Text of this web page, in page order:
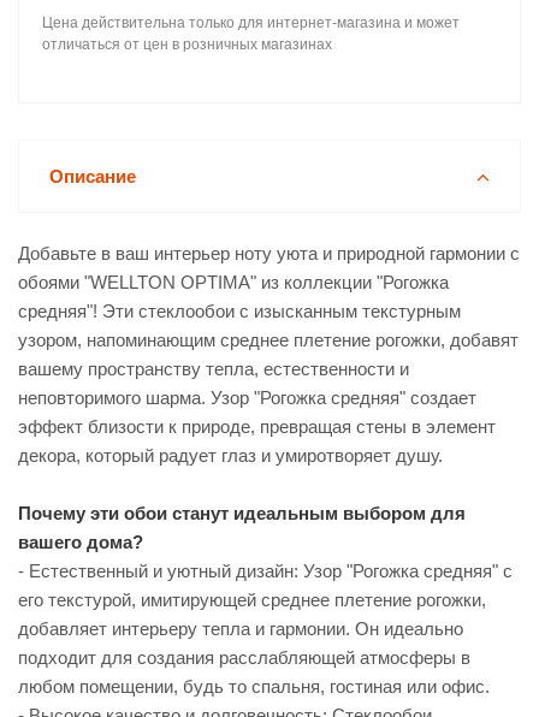
Цена действительна только для интернет-магазина и может
отличаться от цен в розничных магазинах
Описание
Добавьте в ваш интерьер ноту уюта и природной гармонии с
обоями "WELLTON OPTIMA" из коллекции "Рогожка
средняя"! Эти стеклообои с изысканным текстурным
узором, напоминающим среднее плетение рогожки, добавят
вашему пространству тепла, естественности и
неповторимого шарма. Узор "Рогожка средняя" создает
эффект близости к природе, превращая стены в элемент
декора, который радует глаз и умиротворяет душу.
Почему эти обои станут идеальным выбором для
вашего дома?
- Естественный и уютный дизайн: Узор "Рогожка средняя" с
его текстурой, имитирующей среднее плетение рогожки,
добавляет интерьеру тепла и гармонии. Он идеально
подходит для создания расслабляющей атмосферы в
любом помещении, будь то спальня, гостиная или офис.